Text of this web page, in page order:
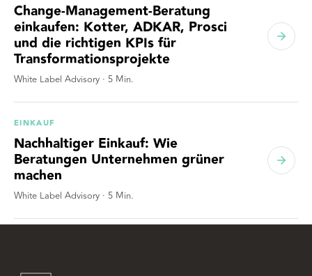
Change-Management-Beratung
einkaufen: Kotter, ADKAR, Prosci
und die richtigen KPIs für
Transformationsprojekte
White Label Advisory · 5 Min.
EINKAUF
Nachhaltiger Einkauf: Wie
Beratungen Unternehmen grüner
machen
White Label Advisory · 5 Min.